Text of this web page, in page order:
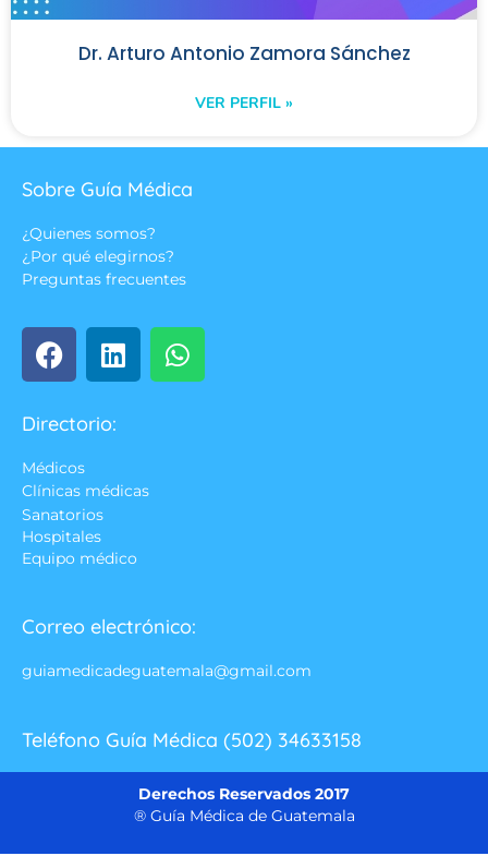
Dr. Arturo Antonio Zamora Sánchez
VER PERFIL »
Sobre Guía Médica
¿Quienes somos?
¿Por qué elegirnos?
Preguntas frecuentes
Directorio:
Médicos
Clínicas médicas
Sanatorios
Hospitales
Equipo médico
Correo electrónico:
guiamedicadeguatemala@gmail.com
Teléfono Guía Médica (502) 34633158
Derechos Reservados 2017
® Guía Médica de Guatemala